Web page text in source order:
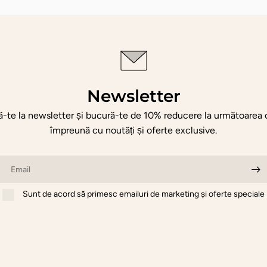
Newsletter
te la newsletter și bucură-te de 10% reducere la următoarea
împreună cu noutăți și oferte exclusive.
Sunt de acord să primesc emailuri de marketing și oferte speciale